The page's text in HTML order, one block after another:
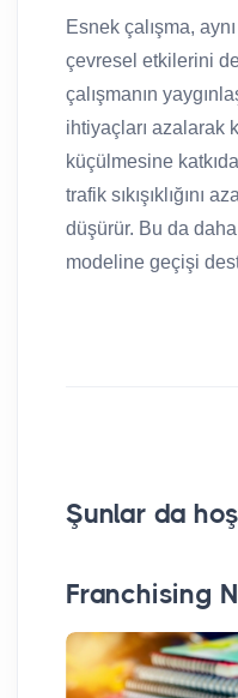
Esnek çalışma,
çevresel etkilerini
çalışmanın
ihtiyaçları azalarak
küçülmesine
trafik sıkışıklığını
düşürür. Bu da
modeline geçişi
Şunlar da
Franchising